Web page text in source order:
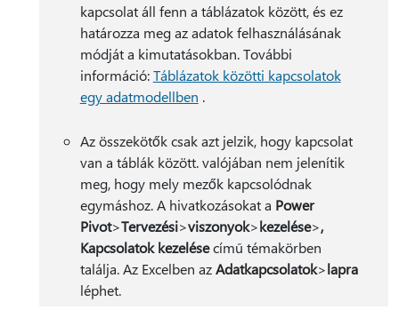
kapcsolat áll fenn a táblázatok között, és ez
határozza meg az adatok felhasználásának
módját a kimutatásokban. További
információ:Táblázatok közötti kapcsolatok
egy adatmodellben .
Az összekötők csak azt jelzik, hogy kapcsolat
van a táblák között. valójában nem jelenítik
meg, hogy mely mezők kapcsolódnak
egymáshoz. A hivatkozásokat a Power
Pivot>Tervezési>viszonyok>kezelése>,
Kapcsolatok kezelésecímű témakörben
találja. Az Excelben azAdatkapcsolatok>lapra
léphet.